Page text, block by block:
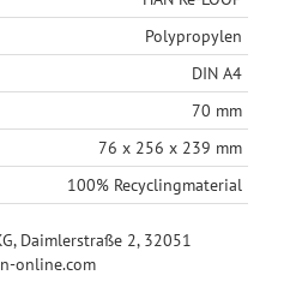
Polypropylen
DIN A4
70 mm
76 x 256 x 239 mm
100% Recyclingmaterial
Daimlerstraße 2, 32051
online.com